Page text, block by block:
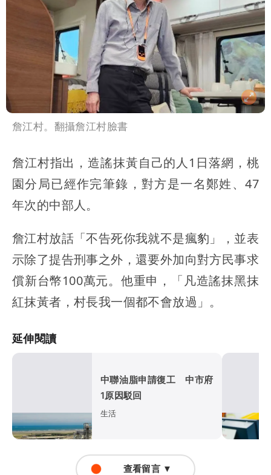
詹江村。翻攝詹江村臉書
詹江村指出，造謠抹黃自己的人1日落網，桃
園分局已經作完筆錄，對方是一名鄭姓、47
年次的中部人。
詹江村放話「不告死你我就不是瘋豹」，並表
示除了提告刑事之外，還要外加向對方民事求
償新台幣100萬元。他重申，「凡造謠抹黑抹
紅抹黃者，村長我一個都不會放過」。
延伸閱讀
中聯油脂申請復工 中市府
1原因駁回
生活
查看留言 ▼